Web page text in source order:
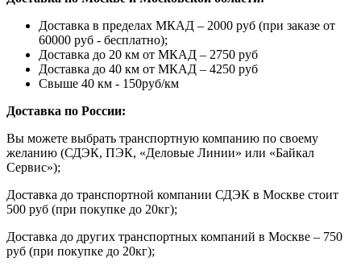
Доставка в пределах МКАД – 2000 руб (при заказе от
60000 руб - бесплатно);
Доставка до 20 км от МКАД – 2750 руб
Доставка до 40 км от МКАД – 4250 руб
Свыше 40 км - 150руб/км
Доставка по России:
Вы можете выбрать транспортную компанию по своему
желанию (СДЭК, ПЭК, «Деловые Линии» или «Байкал
Сервис»);
Доставка до транспортной компании СДЭК в Москве стоит
500 руб (при покупке до 20кг);
Доставка до других транспортных компаний в Москве – 750
руб (при покупке до 20кг);